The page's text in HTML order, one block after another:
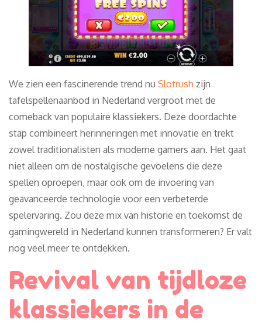
We zien een fascinerende trend nu Slotrush zijn
tafelspellenaanbod in Nederland vergroot met de
comeback van populaire klassiekers. Deze doordachte
stap combineert herinneringen met innovatie en trekt
zowel traditionalisten als moderne gamers aan. Het gaat
niet alleen om de nostalgische gevoelens die deze
spellen oproepen, maar ook om de invoering van
geavanceerde technologie voor een verbeterde
spelervaring. Zou deze mix van historie en toekomst de
gamingwereld in Nederland kunnen transformeren? Er valt
nog veel meer te ontdekken.
Revival van tijdloze
klassiekers in de